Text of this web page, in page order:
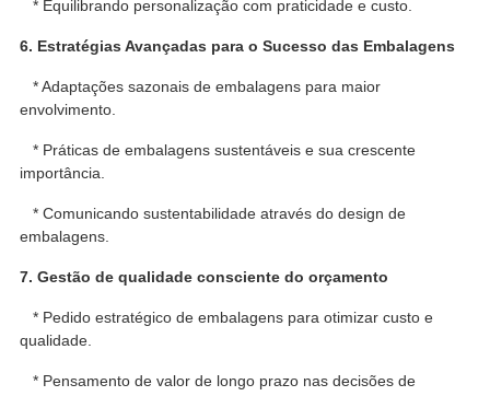
* Equilibrando personalização com praticidade e custo.
6. Estratégias Avançadas para o Sucesso das Embalagens
* Adaptações sazonais de embalagens para maior
envolvimento.
* Práticas de embalagens sustentáveis ​​e sua crescente
importância.
* Comunicando sustentabilidade através do design de
embalagens.
7. Gestão de qualidade consciente do orçamento
* Pedido estratégico de embalagens para otimizar custo e
qualidade.
* Pensamento de valor de longo prazo nas decisões de